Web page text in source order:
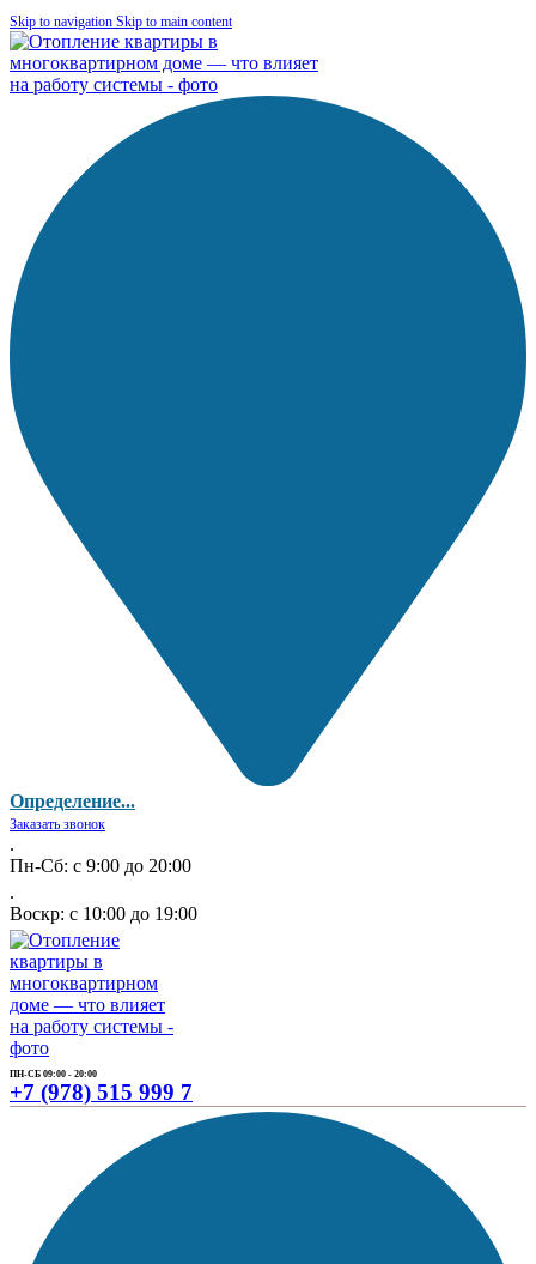
Skip to navigation Skip to main content
Определение...
Заказать звонок
.
Пн-Сб: с 9:00 до 20:00
.
Воскр: с 10:00 до 19:00
ПН-СБ 09:00 - 20:00
+7 (978) 515 999 7